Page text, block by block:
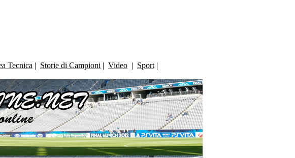
Tecnica | Storie di Campioni | Video | Sport |